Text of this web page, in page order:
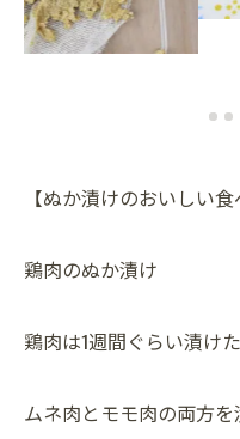
【ぬか漬けのおいしい食
鶏肉のぬか漬け
鶏肉は1週間ぐらい漬け
ムネ肉とモモ肉の両方